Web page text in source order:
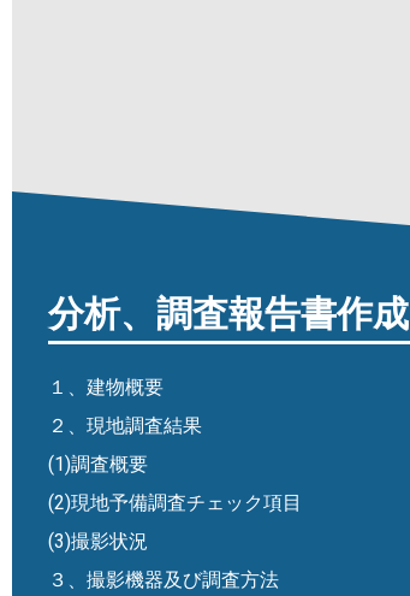
分析、調査報告書作成
１、建物概要
２、現地調査結果
(1)調査概要
(2)現地予備調査チェック項目
(3)撮影状況
３、撮影機器及び調査方法